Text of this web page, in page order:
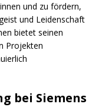
und zu fördern,
und Leidenschaft
bietet seinen
Projekten
bei Siemens